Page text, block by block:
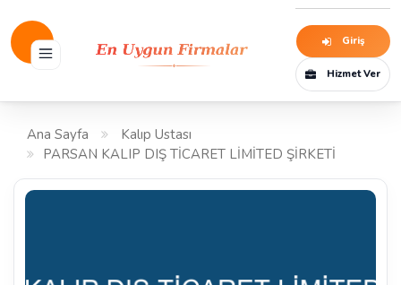
Giriş
Hizmet Ver
Ana Sayfa
Kalıp Ustası
PARSAN KALIP DIŞ TİCARET LİMİTED ŞİRKETİ